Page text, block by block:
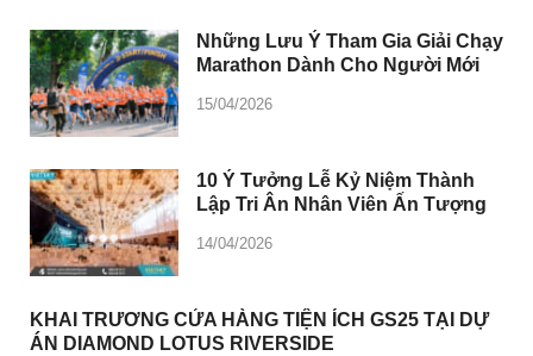
Những Lưu Ý Tham Gia Giải Chạy
Marathon Dành Cho Người Mới
15/04/2026
10 Ý Tưởng Lễ Kỷ Niệm Thành
Lập Tri Ân Nhân Viên Ấn Tượng
14/04/2026
KHAI TRƯƠNG CỬA HÀNG TIỆN ÍCH GS25 TẠI DỰ
ÁN DIAMOND LOTUS RIVERSIDE